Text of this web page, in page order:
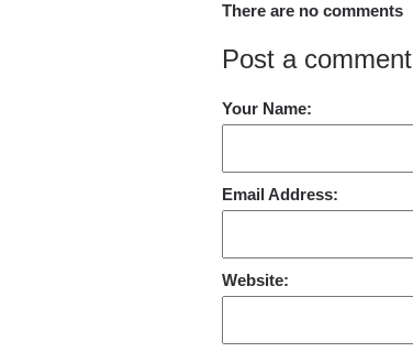
There are no comments
Post a comment
Your Name:
Email Address:
Website: